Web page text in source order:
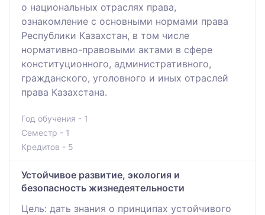
о национальных отраслях права,
ознакомление с основными нормами права
Республики Казахстан, в том числе
нормативно-правовыми актами в сфере
конституционного, административного,
гражданского, уголовного и иных отраслей
права Казахстана.
Год обучения - 1
Семестр - 1
Кредитов - 5
Устойчивое развитие, экология и
безопасность жизнедеятельности
Цель: дать знания о принципах устойчивого